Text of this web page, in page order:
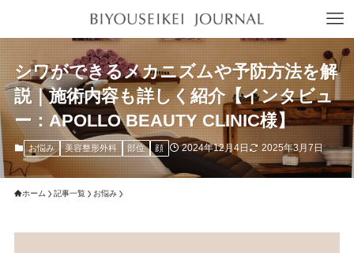
シワができるメカニズムや予防方法を解
説｜施術内容も詳しく紹介【インタビュ
ー：APOLLO BEAUTY CLINIC様】
お悩み 美容整形外科 部位 顔 2024年12月4日 2025年3月7日
ホーム 記事一覧 お悩み